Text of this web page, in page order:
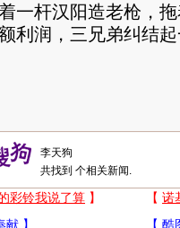
一杆汉阳造老枪，
利润，三兄弟纠结
共找到 个相关新闻.